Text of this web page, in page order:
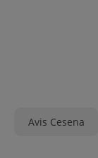
Avis Cesena